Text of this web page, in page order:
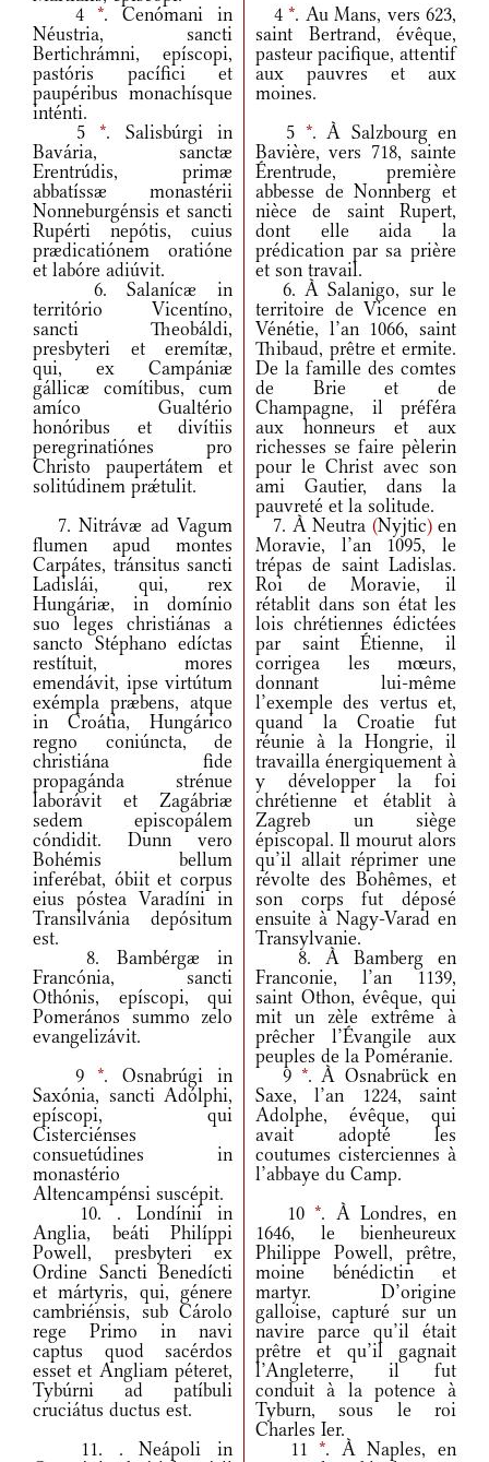
4*. Cenómani in
Néustria, sancti
Bertichrámni, epíscopi,
pastóris pacífici et
paupéribus monachísque
inténti.
4 *. Au Mans, vers 623,
saint Bertrand, évêque,
pasteur pacifique, attentif
aux pauvres et aux
moines.
5*. Salisbúrgi in
Bavária, sanctæ
Erentrúdis, primæ
abbatíssæ monastérii
Nonneburgénsis et sancti
Rupérti nepótis, cuius
prædicatiónem oratióne
et labóre adiúvit.
5 *. À Salzbourg en
Bavière, vers 718, sainte
Érentrude, première
abbesse de Nonnberg et
nièce de saint Rupert,
dont elle aida la
prédication par sa prière
et son travail.
6. Salanícæ in
território Vicentíno,
sancti Theobáldi,
presbyteri et eremítæ,
qui, ex Campániæ
gállicæ comítibus, cum
amíco Gualtério
honóribus et divítiis
peregrinatiónes pro
Christo paupertátem et
solitúdinem prǽtulit.
6. À Salanigo, sur le
territoire de Vicence en
Vénétie, l’an 1066, saint
Thibaud, prêtre et ermite.
De la famille des comtes
de Brie et de
Champagne, il préféra
aux honneurs et aux
richesses se faire pèlerin
pour le Christ avec son
ami Gautier, dans la
pauvreté et la solitude.
7. Nitrávæ ad Vagum
flumen apud montes
Carpátes, tránsitus sancti
Ladislái, qui, rex
Hungáriæ, in domínio
suo leges christiánas a
sancto Stéphano edíctas
restítuit, mores
emendávit, ipse virtútum
exémpla præbens, atque
in Croátia, Hungárico
regno coniúncta, de
christiána fide
propagánda strénue
laborávit et Zagábriæ
sedem episcopálem
cóndidit. Dunn vero
Bohémis bellum
inferébat, óbiit et corpus
eius póstea Varadíni in
Transilvánia depósitum
est.
7. À Neutra (Nyjtic)en
Moravie, l’an 1095, le
trépas de saint Ladislas.
Roi de Moravie, il
rétablit dans son état les
lois chrétiennes édictées
par saint Étienne, il
corrigea les mœurs,
donnant lui-même
l’exemple des vertus et,
quand la Croatie fut
réunie à la Hongrie, il
travailla énergiquement à
y développer la foi
chrétienne et établit à
Zagreb un siège
épiscopal. Il mourut alors
qu’il allait réprimer une
révolte des Bohêmes, et
son corps fut déposé
ensuite à Nagy-Varad en
Transylvanie.
8. Bambérgæ in
Francónia, sancti
Othónis, epíscopi, qui
Pomerános summo zelo
evangelizávit.
8. À Bamberg en
Franconie, l’an 1139,
saint Othon, évêque, qui
mit un zèle extrême à
prêcher l’Évangile aux
peuples de la Poméranie.
9*. Osnabrúgi in
Saxónia, sancti Adólphi,
epíscopi, qui
Cisterciénses
consuetúdines in
monastério
Altencampénsi suscépit.
9 *. À Osnabrück en
Saxe, l’an 1224, saint
Adolphe, évêque, qui
avait adopté les
coutumes cisterciennes à
l’abbaye du Camp.
10. . Londínii in
Anglia, beáti Philíppi
Powell, presbyteri ex
Ordine Sancti Benedícti
et mártyris, qui, génere
cambriénsis, sub Cárolo
rege Primo in navi
captus quod sacérdos
esset et Angliam péteret,
Tybúrni ad patíbuli
cruciátus ductus est.
10*. À Londres, en
1646, le bienheureux
Philippe Powell, prêtre,
moine bénédictin et
martyr. D’origine
galloise, capturé sur un
navire parce qu’il était
prêtre et qu’il gagnait
l’Angleterre, il fut
conduit à la potence à
Tyburn, sous le roi
Charles Ier.
11. . Neápoli in
11*. À Naples, en